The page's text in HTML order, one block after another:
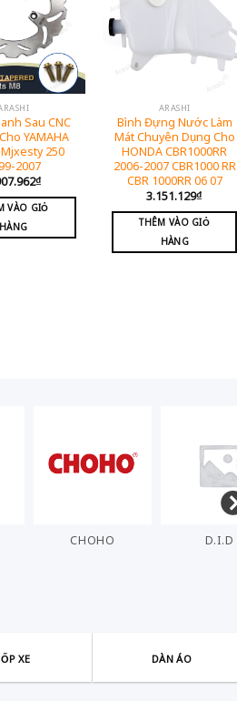
Sau CNC
YAMAHA
Mjxesty 250
2007
₫
VÀO GIỎ
HÀNG
ARASHI
Bình Đựng Nước Làm
Mát Chuyên Dụng Cho
HONDA CBR1000RR
2006-2007 CBR1000 RR
CBR 1000RR 06 07
3.151.129₫
THÊM VÀO GIỎ
HÀNG
D.I.D
XE DÀN ÁO